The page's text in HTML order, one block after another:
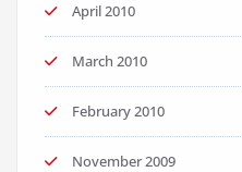
April 2010
March 2010
February 2010
November 2009